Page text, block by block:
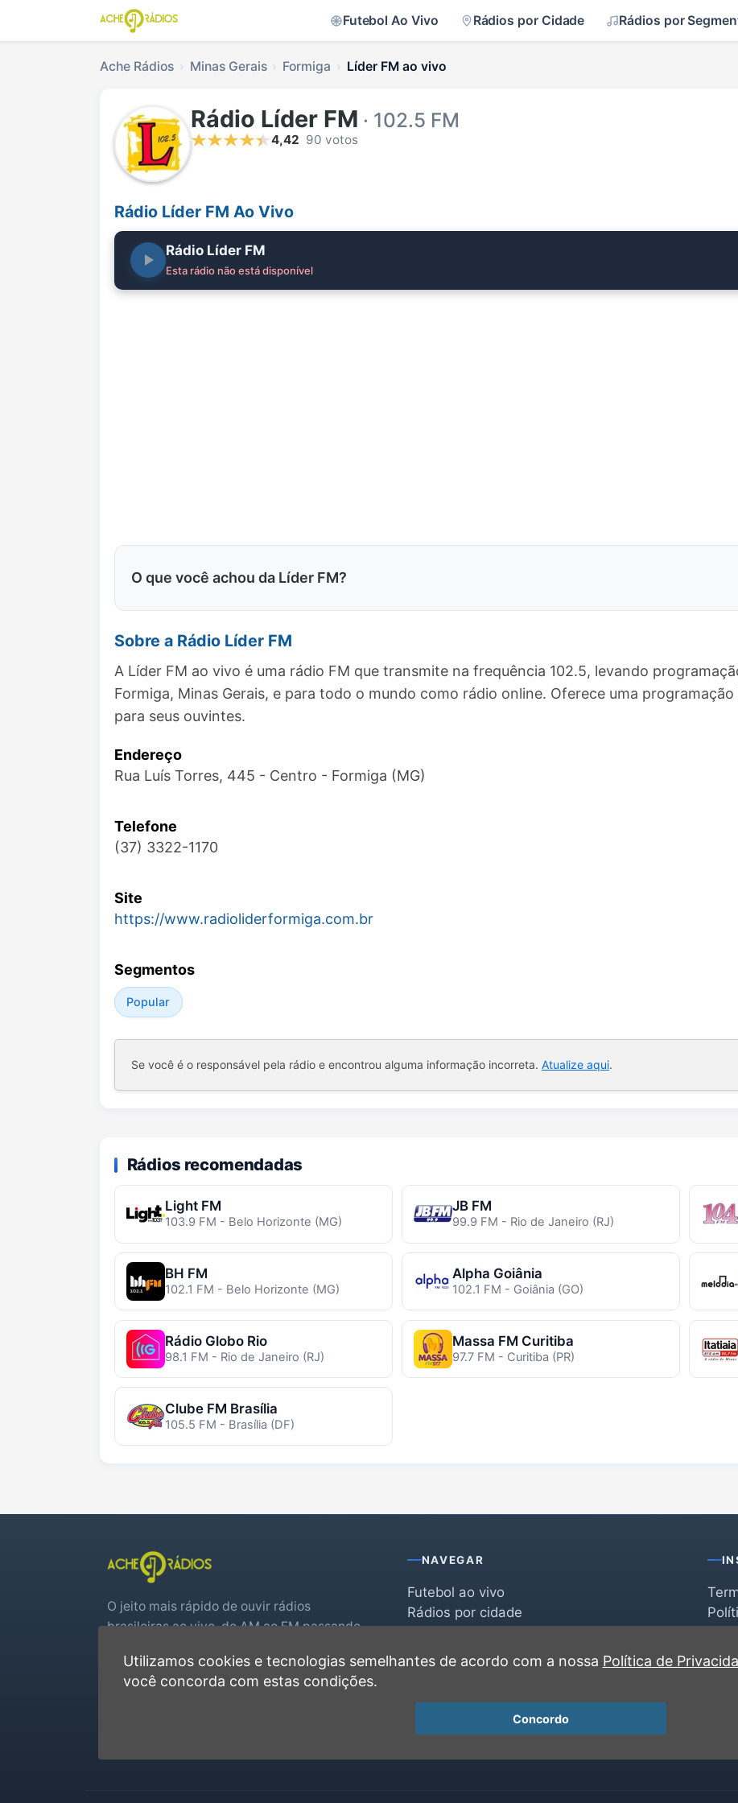
Futebol Ao Vivo Rádios por Cidade Rádios por
Ache Rádios Minas Gerais Formiga Líder FM ao vivo
Rádio Líder FM · 102.5 FM
4,42 90 votos
Rádio Líder FM Ao Vivo
Rádio Líder FM
Esta rádio não está disponível
O que você achou da Líder FM?
Sobre a Rádio Líder FM
A Líder FM ao vivo é uma rádio FM que transmite na frequência 102.5, levando
Formiga, Minas Gerais, e para todo o mundo como rádio online. Oferece uma
para seus ouvintes.
Endereço
Rua Luís Torres, 445 - Centro - Formiga (MG)
Telefone
(37) 3322-1170
Site
https://www.radioliderformiga.com.br
Segmentos
Popular
Se você é o responsável pela rádio e encontrou alguma informação incorreta. Atualize aqui.
Rádios recomendadas
Light FM
103.9 FM - Belo Horizonte (MG)
JB FM
99.9 FM - Rio de Janeiro (RJ)
BH FM
102.1 FM - Belo Horizonte (MG)
Alpha Goiânia
102.1 FM - Goiânia (GO)
Rádio Globo Rio
98.1 FM - Rio de Janeiro (RJ)
Massa FM Curitiba
97.7 FM - Curitiba (PR)
Clube FM Brasília
105.5 FM - Brasília (DF)
O jeito mais rápido de ouvir rádios
brasileiras ao vivo, do AM ao FM passando
real.
NAVEGAR
Futebol ao vivo
Rádios por cidade
Favoritas
Utilizamos cookies e tecnologias semelhantes de acordo com a nossa Política de
você concorda com estas condições.
Concordo